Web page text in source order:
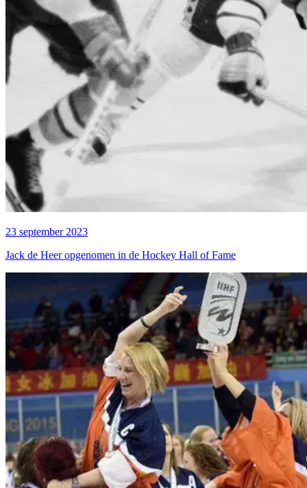
23 september 2023
Jack de Heer opgenomen in de Hockey Hall of Fame